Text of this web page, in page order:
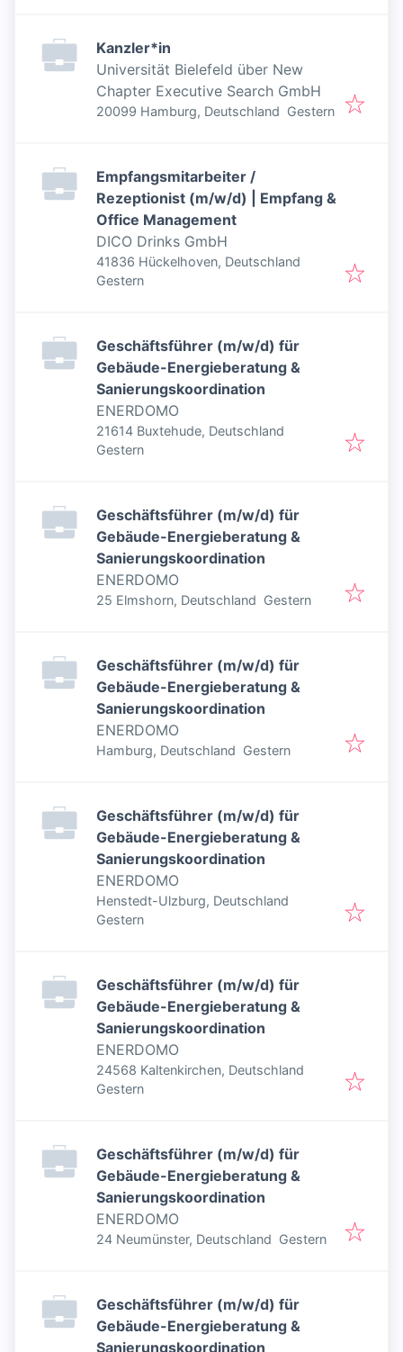
Kanzler*in
Universität Bielefeld über New
Chapter Executive Search GmbH
20099 Hamburg, Deutschland Veröffentlicht
Gestern
Empfangsmitarbeiter /
Rezeptionist (m/w/d) | Empfang &
Office Management
DICO Drinks GmbH
41836 Hückelhoven, Deutschland
Veröffentlicht
Gestern
Geschäftsführer (m/w/d) für
Gebäude-Energieberatung &
Sanierungskoordination
ENERDOMO
21614 Buxtehude, Deutschland
Veröffentlicht
Gestern
Geschäftsführer (m/w/d) für
Gebäude-Energieberatung &
Sanierungskoordination
ENERDOMO
25 Elmshorn, Deutschland Veröffentlicht
Gestern
Geschäftsführer (m/w/d) für
Gebäude-Energieberatung &
Sanierungskoordination
ENERDOMO
Hamburg, Deutschland Veröffentlicht
Gestern
Geschäftsführer (m/w/d) für
Gebäude-Energieberatung &
Sanierungskoordination
ENERDOMO
Henstedt-Ulzburg, Deutschland
Veröffentlicht
Gestern
Geschäftsführer (m/w/d) für
Gebäude-Energieberatung &
Sanierungskoordination
ENERDOMO
24568 Kaltenkirchen, Deutschland
Veröffentlicht
Gestern
Geschäftsführer (m/w/d) für
Gebäude-Energieberatung &
Sanierungskoordination
ENERDOMO
24 Neumünster, Deutschland Veröffentlicht:
Gestern
Geschäftsführer (m/w/d) für
Gebäude-Energieberatung &
Sanierungskoordination